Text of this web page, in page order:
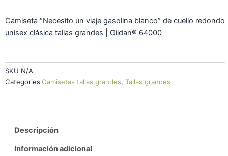
Camiseta “Necesito un viaje gasolina blanco” de cuello redondo
unisex clásica tallas grandes | Gildan® 64000
SKU N/A
Categories Camisetas tallas grandes, Tallas grandes
Descripción
Información adicional